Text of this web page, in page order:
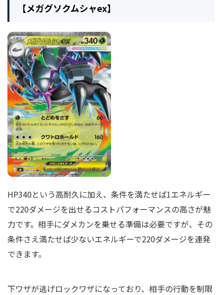
【メガグソクムシャex】
HP340という高耐久に加え、条件を満たせば1エネルギー
で220ダメージを出せるコストパフォーマンスの高さが魅
力です。相手にダメカンを乗せる準備は必要ですが、その
条件さえ満たせば少ないエネルギーで220ダメージを連発
できます。
下ワザが逃げロックワザになっており、相手の行動を制限